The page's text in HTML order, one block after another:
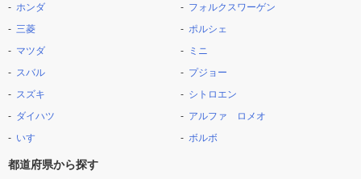
ホンダ
三菱
マツダ
スバル
スズキ
ダイハツ
いすゞ
フォルクスワーゲン
ポルシェ
ミニ
プジョー
シトロエン
アルファ ロメオ
ボルボ
都道府県から探す